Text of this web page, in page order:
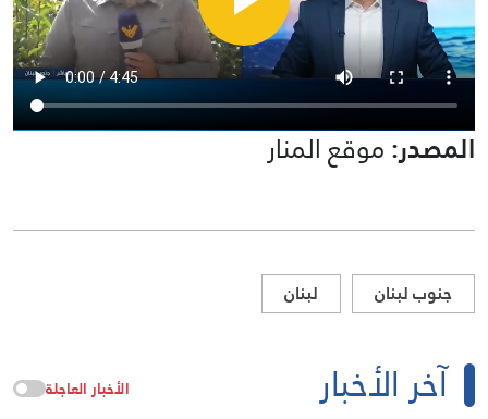
المصدر:موقع المنار
جنوب لبنان لبنان
آخر الأخبار الأخبار العاجلة